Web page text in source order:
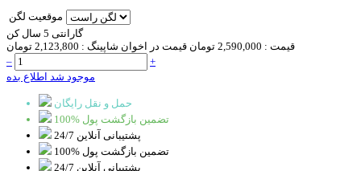
موقعیت لگن
گارانتی 5 سال کن
قیمت : 2,590,000 تومان قیمت در اخوان شاپینگ : 2,123,800 تومان
–
+
موجود شد اطلاع بده
حمل و نقل رایگان
100% تضمین بازگشت پول
پشتیبانی آنلاین 24/7
100% تضمین بازگشت پول
پشتیبانی آنلاین 24/7